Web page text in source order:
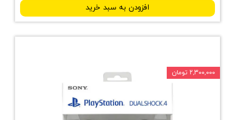
افزودن به سبد خرید
۲,۳۰۰,۰۰۰ تومان